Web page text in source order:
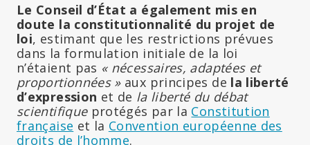
Le Conseil d’État a également mis en
doute la constitutionnalité du projet de
loi, estimant que les restrictions prévues
dans la formulation initiale de la loi
n’étaient pas « nécessaires, adaptées et
proportionnées »aux principes de la liberté
d’expression et de la liberté du débat
scientifiqueprotégés par la Constitution
française et la Convention européenne des
droits de l’homme.